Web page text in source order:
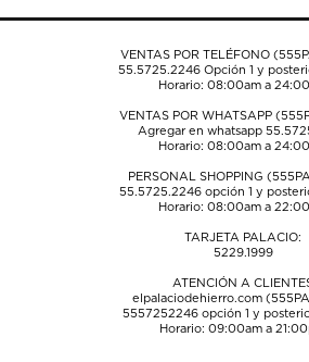
de
de
de
de
de
VENTAS POR TELÉFONO
55.5725.2246Opción 1 y
Horario: 08:00am a
VENTAS POR WHATSAPP
Agregar en whatsapp
Horario: 08:00am a
PERSONAL SHOPPING
55.5725.2246opción 1 y
Horario: 08:00am a
TARJETA PALACIO:
5229.1999
ATENCIÓN A
elpalaciodehierro.com
5557252246opción 1 y
Horario: 09:00am a